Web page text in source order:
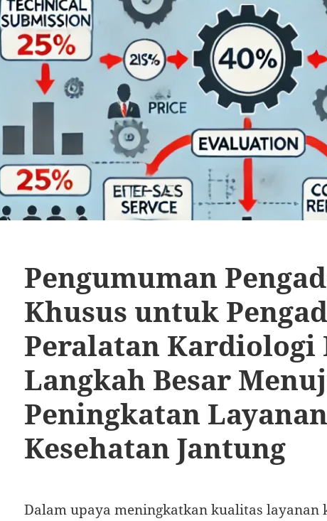
Pengumuman
Khusus untuk
Peralatan
Langkah Besar
Peningkatan Layanan
Kesehatan Jantung
Dalam upaya meningkatkan kualitas layanan